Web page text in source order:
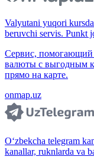
Valyutani yuqori
beruvchi servis. Punkt
Сервис,
валюты с выгодным
прямо на карте.
onmap.uz
O‘zbekcha telegram
kanallar, ruknlarda va